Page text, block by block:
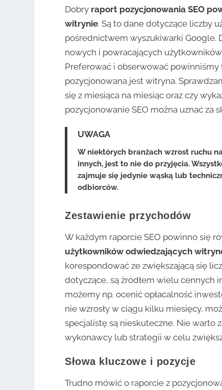
Dobry raport pozycjonowania SEO
witrynie. Są to dane dotyczące liczby
pośrednictwem wyszukiwarki Google.
nowych i powracających
Preferować i obserwować
pozycjonowana jest witryna.
się z miesiąca na miesiąc oraz czy
pozycjonowanie SEO można uznać
UWAGA
W niektórych branżach wzrost ruchu
innych, jest to nie do przyjęcia.
zajmuje się jedynie wąską lub
odbiorców.
Zestawienie przychodów
W każdym raporcie SEO powinno się
użytkowników odwiedzających
korespondować ze zwiększającą się
dotyczące, są źródłem wielu cennych
możemy np. ocenić opłacalność
nie wzrosły w ciągu kilku miesięcy,
specjalistę są nieskuteczne. Nie warto
wykonawcy lub strategii w celu
Słowa kluczowe i pozycje
Trudno mówić o raporcie z